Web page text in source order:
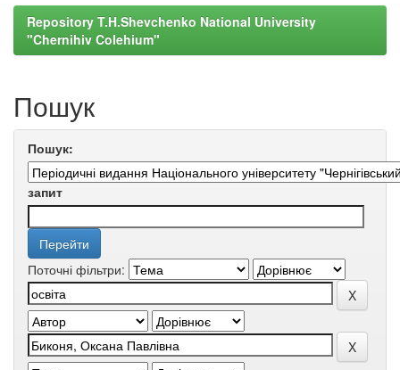
Repository T.H.Shevchenko National University
"Chernihiv Colehium"
Пошук
Пошук:
запит
Поточні фільтри: